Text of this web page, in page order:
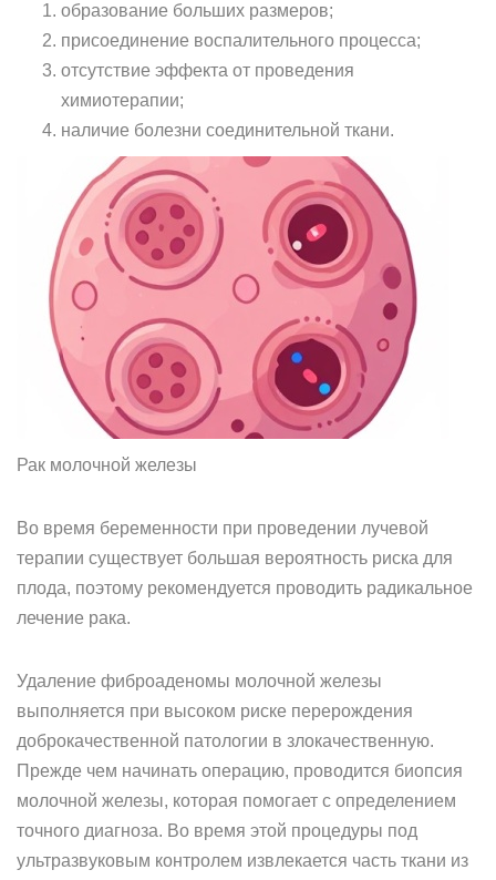
образование больших размеров;
присоединение воспалительного процесса;
отсутствие эффекта от проведения
химиотерапии;
наличие болезни соединительной ткани.
Рак молочной железы
Во время беременности при проведении лучевой
терапии существует большая вероятность риска для
плода, поэтому рекомендуется проводить радикальное
лечение рака.
Удаление фиброаденомы молочной железы
выполняется при высоком риске перерождения
доброкачественной патологии в злокачественную.
Прежде чем начинать операцию, проводится биопсия
молочной железы, которая помогает с определением
точного диагноза. Во время этой процедуры под
ультразвуковым контролем извлекается часть ткани из